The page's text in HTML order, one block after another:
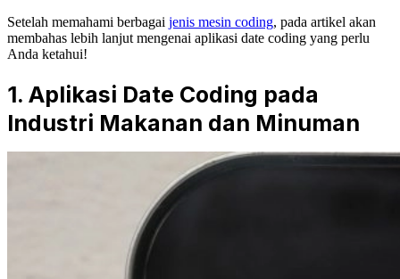
Setelah memahami berbagai jenis mesin coding, pada artikel akan
membahas lebih lanjut mengenai aplikasi date coding yang perlu
Anda ketahui!
1. Aplikasi Date Coding pada
Industri Makanan dan Minuman